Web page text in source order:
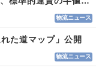
物流ニュース
た道マップ」公開
物流ニュース